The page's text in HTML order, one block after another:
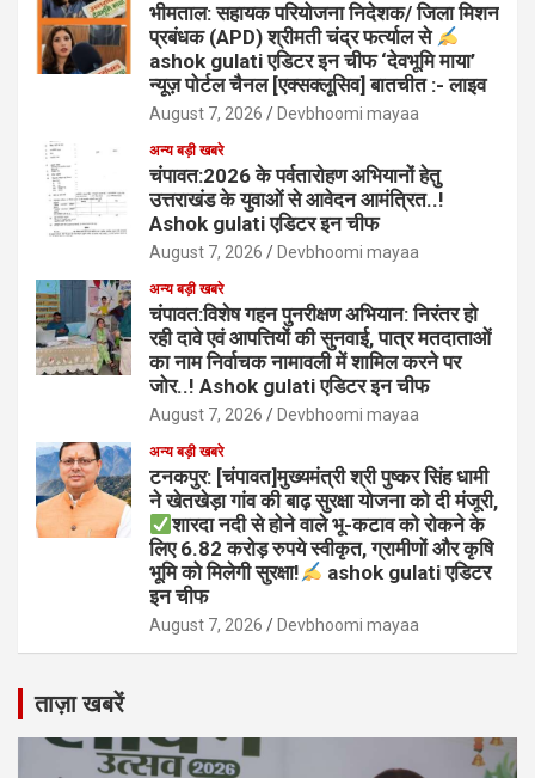
भीमताल: सहायक परियोजना निदेशक/ जिला मिशन
प्रबंधक (APD) श्रीमती चंद्र फर्त्याल से
ashok gulati एडिटर इन चीफ ‘देवभूमि माया’
न्यूज़ पोर्टल चैनल [एक्सक्लूसिव] बातचीत :- लाइव
August 7, 2026 Devbhoomi mayaa
अन्य बड़ी खबरे
चंपावत:2026 के पर्वतारोहण अभियानों हेतु
उत्तराखंड के युवाओं से आवेदन आमंत्रित..!
Ashok gulati एडिटर इन चीफ
August 7, 2026 Devbhoomi mayaa
अन्य बड़ी खबरे
चंपावत:विशेष गहन पुनरीक्षण अभियान: निरंतर हो
रही दावे एवं आपत्तियों की सुनवाई, पात्र मतदाताओं
का नाम निर्वाचक नामावली में शामिल करने पर
जोर..! Ashok gulati एडिटर इन चीफ
August 7, 2026 Devbhoomi mayaa
अन्य बड़ी खबरे
टनकपुर: [चंपावत]मुख्यमंत्री श्री पुष्कर सिंह धामी
ने खेतखेड़ा गांव की बाढ़ सुरक्षा योजना को दी मंजूरी,
शारदा नदी से होने वाले भू-कटाव को रोकने के
लिए 6.82 करोड़ रुपये स्वीकृत, ग्रामीणों और कृषि
भूमि को मिलेगी सुरक्षा!
ashok gulati एडिटर
इन चीफ
August 7, 2026 Devbhoomi mayaa
ताज़ा खबरें